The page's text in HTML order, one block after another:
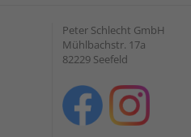
Peter Schlecht GmbH
Mühlbachstr. 17a
82229 Seefeld